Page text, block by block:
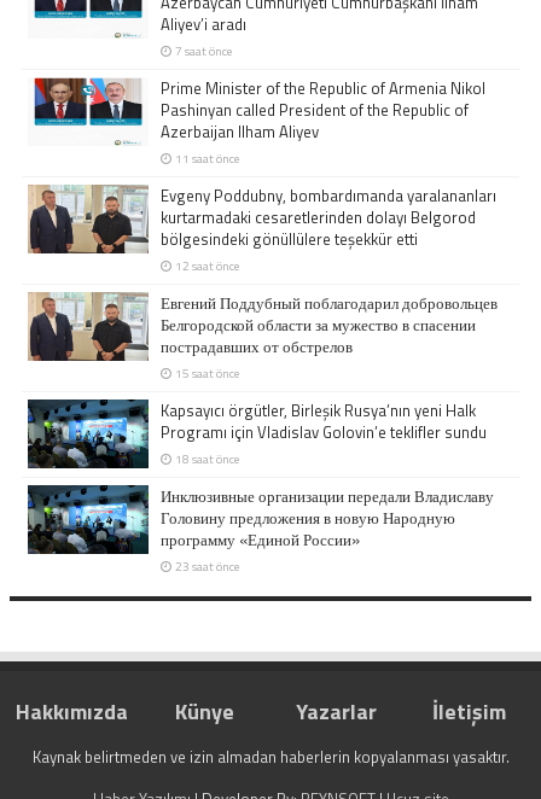
Aliyev’i aradı
7 saat önce
Prime Minister of the Republic of Armenia Nikol
Pashinyan called President of the Republic of
Azerbaijan Ilham Aliyev
11 saat önce
Evgeny Poddubny, bombardımanda yaralananları
kurtarmadaki cesaretlerinden dolayı Belgorod
bölgesindeki gönüllülere teşekkür etti
12 saat önce
Евгений Поддубный поблагодарил добровольцев
Белгородской области за мужество в спасении
пострадавших от обстрелов
15 saat önce
Kapsayıcı örgütler, Birleşik Rusya’nın yeni Halk
Programı için Vladislav Golovin’e teklifler sundu
18 saat önce
Инклюзивные организации передали Владиславу
Головину предложения в новую Народную
программу «Единой России»
23 saat önce
Hakkımızda Künye Yazarlar İletişim
Kaynak belirtmeden ve izin almadan haberlerin kopyalanması yasaktır.